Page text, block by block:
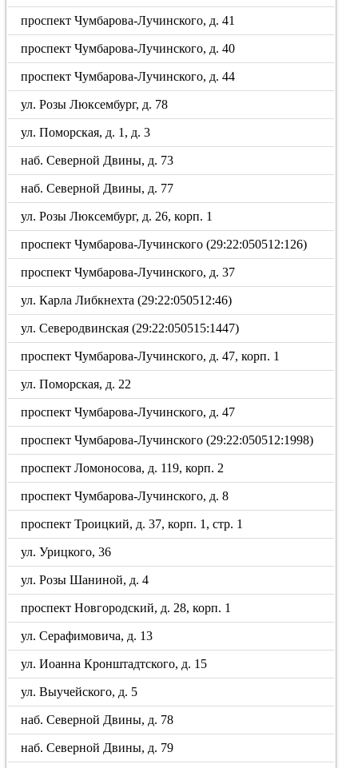
проспект Чумбарова-Лучинского, д. 41
проспект Чумбарова-Лучинского, д. 40
проспект Чумбарова-Лучинского, д. 44
ул. Розы Люксембург, д. 78
ул. Поморская, д. 1, д. 3
наб. Северной Двины, д. 73
наб. Северной Двины, д. 77
ул. Розы Люксембург, д. 26, корп. 1
проспект Чумбарова-Лучинского (29:22:050512:126)
проспект Чумбарова-Лучинского, д. 37
ул. Карла Либкнехта (29:22:050512:46)
ул. Северодвинская (29:22:050515:1447)
проспект Чумбарова-Лучинского, д. 47, корп. 1
ул. Поморская, д. 22
проспект Чумбарова-Лучинского, д. 47
проспект Чумбарова-Лучинского (29:22:050512:1998)
проспект Ломоносова, д. 119, корп. 2
проспект Чумбарова-Лучинского, д. 8
проспект Троицкий, д. 37, корп. 1, стр. 1
ул. Урицкого, 36
ул. Розы Шаниной, д. 4
проспект Новгородский, д. 28, корп. 1
ул. Серафимовича, д. 13
ул. Иоанна Кронштадтского, д. 15
ул. Выучейского, д. 5
наб. Северной Двины, д. 78
наб. Северной Двины, д. 79